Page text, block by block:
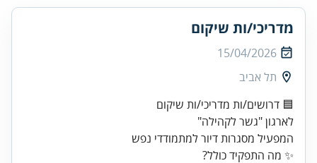
מדריכי/ות שיקום
15/04/2026
תל אביב